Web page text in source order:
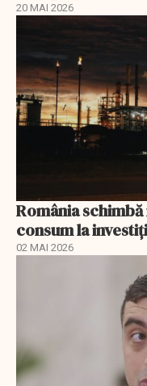
20 MAI 2026
România
consum la
02 MAI 2026